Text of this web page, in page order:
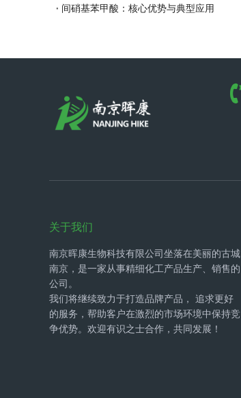
间硝基苯甲酸：核心优势与典型应用
关于我们
南京晖康生物科技有限公司坐落在美丽的古城
南京，是一家从事精细化工产品生产、销售的
公司。
我们将继续致力于打造品牌产品， 追求更好
的服务，帮助客户在激烈的市场环境中保持竞
争优势。欢迎有识之士合作，共同发展！